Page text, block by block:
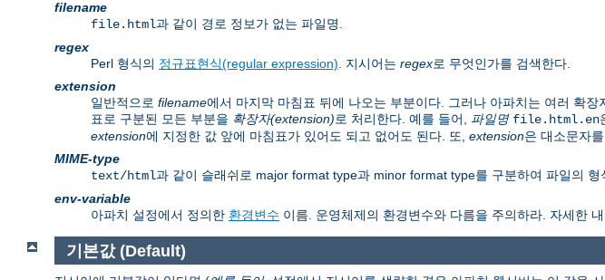
filename
file.html과 같이 경로 정보가 없는 파일명.
regex
Perl 형식의 정규표현식(regular expression) . 지시어는 regex로 무엇인가를 검색한다.
extension
일반적으로 filename에서 마지막 마침표 뒤에 나오는 부분이다. 그러나 아파치는 여러 확장
표로 구분된 모든 부분을 확장자(extension)로 처리한다. 예를 들어, 파일명 file.html.en
extension에 지정한 값 앞에 마침표가 있어도 되고 없어도 된다. 또, extension은 대소문자
MIME-type
text/html과 같이 슬래쉬로 major format type과 minor format type를 구분하여 파일의 형
env-variable
아파치 설정에서 정의한 환경변수 이름. 운영체제의 환경변수와 다름을 주의하라. 자세한
기본값 (Default)